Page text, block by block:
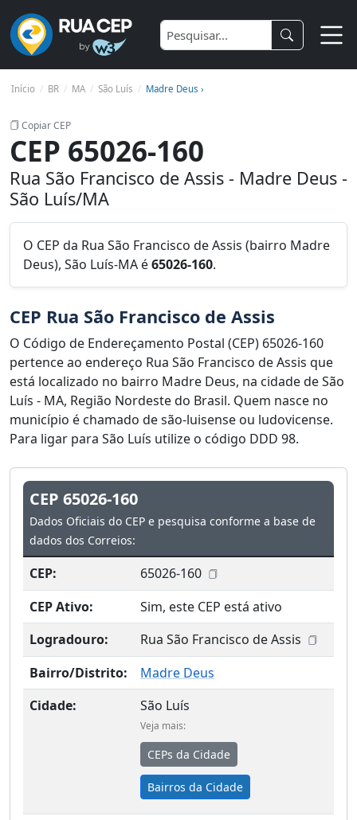
Início BR MA São Luís Madre Deus ›
Copiar CEP
CEP 65026-160
Rua São Francisco de Assis - Madre Deus -
São Luís/MA
O CEP da Rua São Francisco de Assis (bairro Madre
Deus), São Luís-MA é65026-160.
CEP Rua São Francisco de Assis
O Código de Endereçamento Postal (CEP) 65026-160
pertence ao endereço Rua São Francisco de Assis que
está localizado no bairro Madre Deus, na cidade de São
Luís - MA, Região Nordeste do Brasil. Quem nasce no
município é chamado de são-luisense ou ludovicense.
Para ligar para São Luís utilize o código DDD 98.
CEP 65026-160
Dados Oficiais do CEP e pesquisa conforme a base de
dados dos Correios:
CEP:
65026-160
CEP Ativo:
Sim, este CEP está ativo
Logradouro:
Rua São Francisco de Assis
Bairro/Distrito:
Madre Deus
Cidade:
São Luís
Veja mais:
CEPs da Cidade
Bairros da Cidade